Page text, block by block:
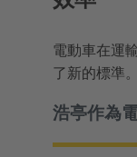
電動車在運
了新的標準。
浩亭作為